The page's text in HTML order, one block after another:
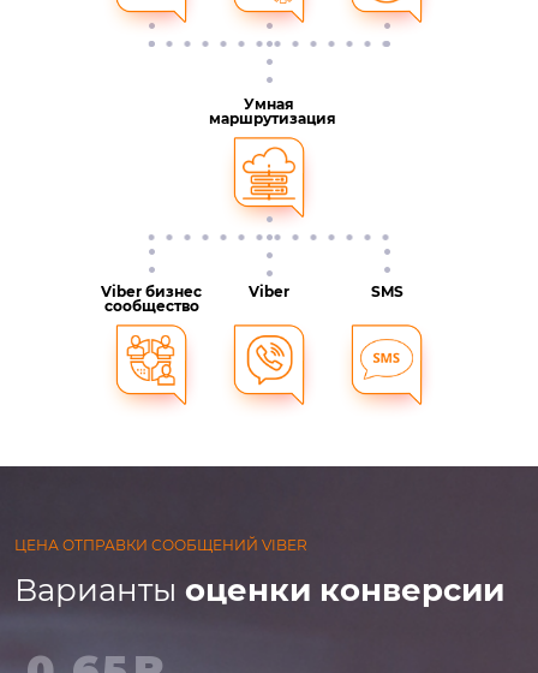
Умная
маршрутизация
Viber бизнес
сообщество
Viber SMS
ЦЕНА ОТПРАВКИ СООБЩЕНИЙ VIBER
Варианты оценки конверсии